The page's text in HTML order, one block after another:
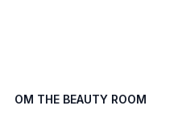
OM THE BEAUTY ROOM